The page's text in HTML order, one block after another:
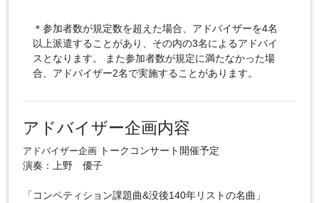
＊参加者数が規定数を超えた場合、アドバイザーを4名
以上派遣することがあり、その内の3名によるアドバイ
スとなります。 また参加者数が規定に満たなかった場
合、アドバイザー2名で実施することがあります。
アドバイザー企画内容
アドバイザー企画トークコンサート開催予定
演奏：上野 優子
「コンペティション課題曲&没後140年リストの名曲」